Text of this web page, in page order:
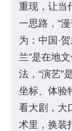
重现，让当
一思路，“
为：中国·
兰”是在地
法，“演艺”
坐标、体验
看大剧，大
术里，换装